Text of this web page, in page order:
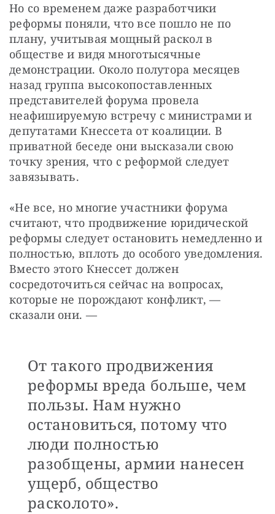
Но со временем даже разработчики
реформы поняли, что все пошло не по
плану, учитывая мощный раскол в
обществе и видя многотысячные
демонстрации. Около полутора месяцев
назад группа высокопоставленных
представителей форума провела
неафишируемую встречу с министрами и
депутатами Кнессета от коалиции. В
приватной беседе они высказали свою
точку зрения, что с реформой следует
завязывать.
«Не все, но многие участники форума
считают, что продвижение юридической
реформы следует остановить немедленно и
полностью, вплоть до особого уведомления.
Вместо этого Кнессет должен
сосредоточиться сейчас на вопросах,
которые не порождают конфликт, —
сказали они. —
От такого продвижения
реформы вреда больше, чем
пользы. Нам нужно
остановиться, потому что
люди полностью
разобщены, армии нанесен
ущерб, общество
расколото».